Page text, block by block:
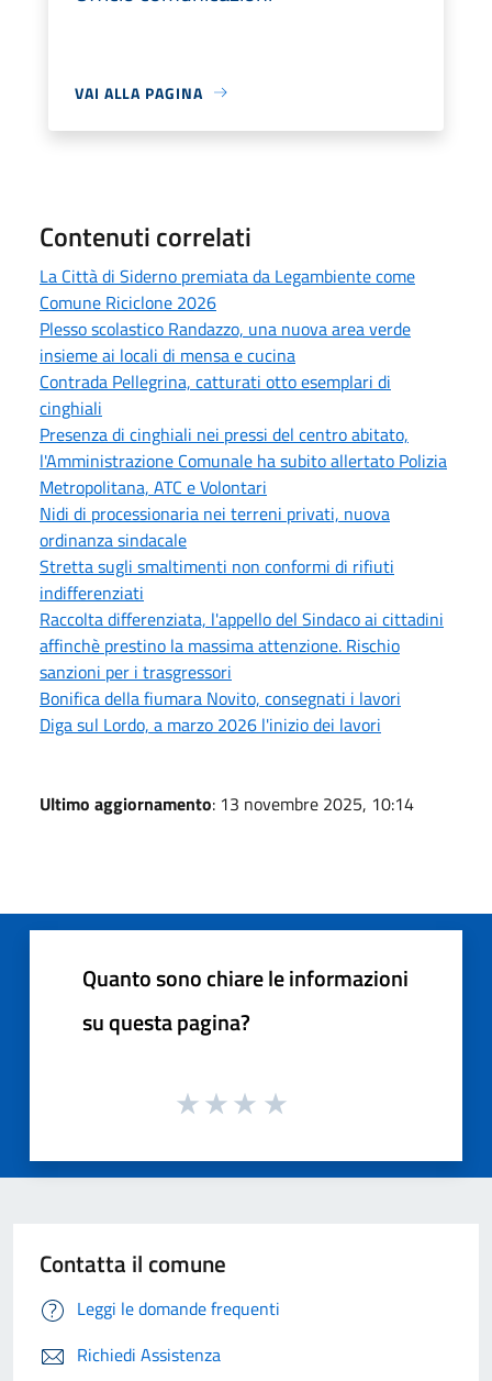
VAI ALLA PAGINA
Contenuti correlati
La Città di Siderno premiata da Legambiente come
Comune Riciclone 2026
Plesso scolastico Randazzo, una nuova area verde
insieme ai locali di mensa e cucina
Contrada Pellegrina, catturati otto esemplari di
cinghiali
Presenza di cinghiali nei pressi del centro abitato,
l'Amministrazione Comunale ha subito allertato Polizia
Metropolitana, ATC e Volontari
Nidi di processionaria nei terreni privati, nuova
ordinanza sindacale
Stretta sugli smaltimenti non conformi di rifiuti
indifferenziati
Raccolta differenziata, l'appello del Sindaco ai cittadini
affinchè prestino la massima attenzione. Rischio
sanzioni per i trasgressori
Bonifica della fiumara Novito, consegnati i lavori
Diga sul Lordo, a marzo 2026 l'inizio dei lavori
Ultimo aggiornamento: 13 novembre 2025, 10:14
Quanto sono chiare le informazioni
su questa pagina?
Contatta il comune
Leggi le domande frequenti
Richiedi Assistenza